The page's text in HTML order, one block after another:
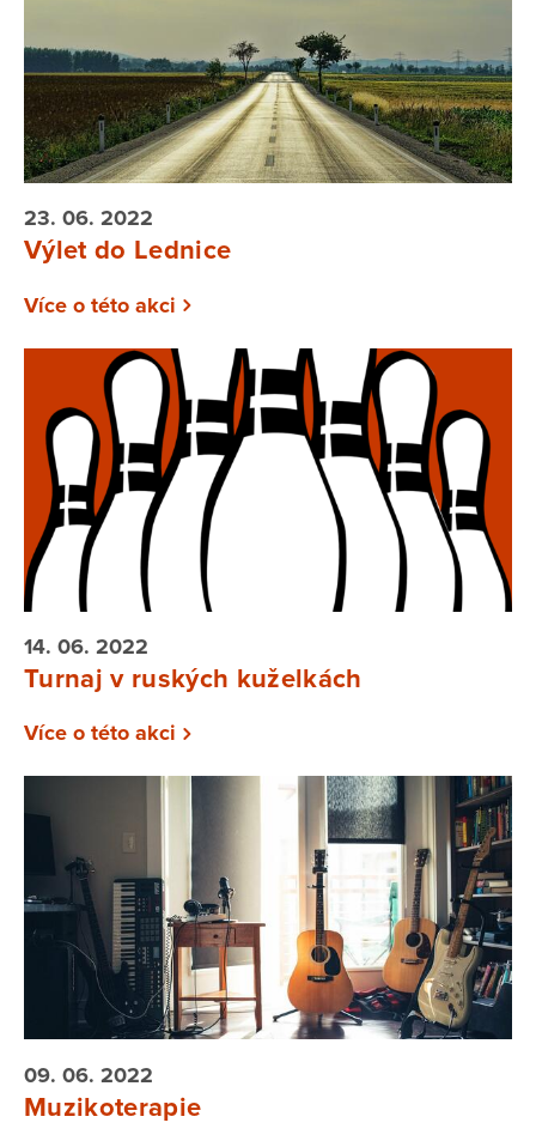
23. 06. 2022
Výlet do Lednice
Více o této akci
14. 06. 2022
Turnaj v ruských kuželkách
Více o této akci
09. 06. 2022
Muzikoterapie